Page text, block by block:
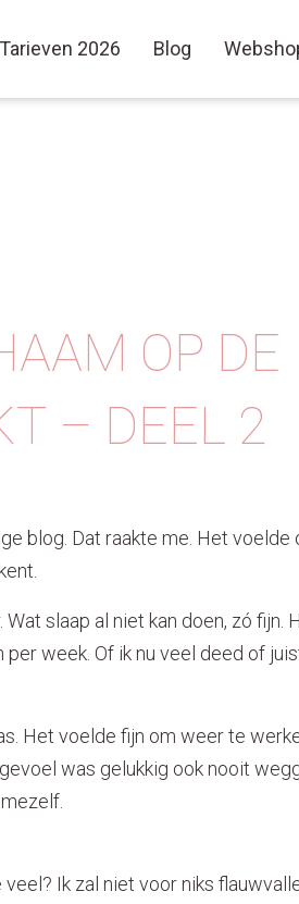
Tarieven 2026 Blog
OP DE
– DEEL 2
blog. Dat raakte me. Het voelde
slaap al niet kan doen, zó fijn.
week. Of ik nu veel deed of
Het voelde fijn om weer te
was gelukkig ook nooit
Ik zal niet voor niks